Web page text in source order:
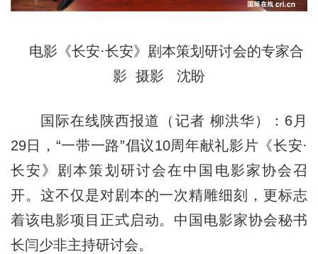
电影《长安·长安》剧本策划研讨会的专家合
影 摄影 沈盼
国际在线陕西报道（记者 柳洪华）：6月
29日，“一带一路”倡议10周年献礼影片《长安·
长安》剧本策划研讨会在中国电影家协会召
开。这不仅是对剧本的一次精雕细刻，更标志
着该电影项目正式启动。中国电影家协会秘书
长闫少非主持研讨会。